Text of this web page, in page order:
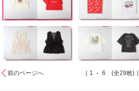
前のページへ ［ 1 － 6 (全29枚) ］